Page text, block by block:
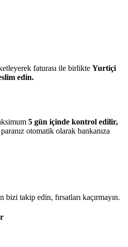
faturası ile birlikte Yurtiçi
edin.
5 gün içinde kontrol edilir,
otomatik olarak bankanıza
bizi takip edin, fırsatları kaçırmayın.